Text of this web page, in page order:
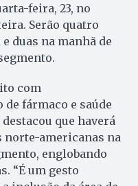
feira, 23, no
Serão quatro
duas na manhã de
com
fármaco e saúde
que haverá
norte-americanas na
englobando
“É um gesto